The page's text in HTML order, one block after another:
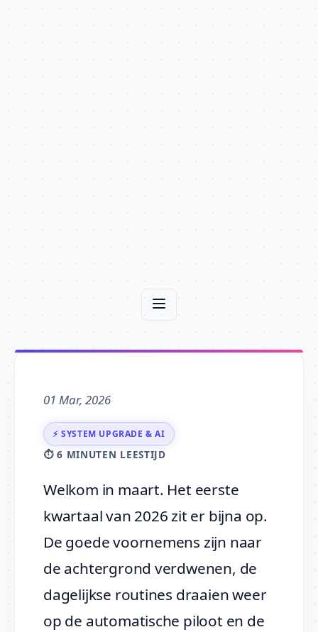
01 Mar, 2026
⚡ SYSTEM UPGRADE & AI
⏱️ 6 MINUTEN LEESTIJD
Welkom in maart. Het eerste
kwartaal van 2026 zit er bijna op.
De goede voornemens zijn naar
de achtergrond verdwenen, de
dagelijkse routines draaien weer
op de automatische piloot en de